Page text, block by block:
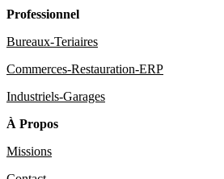
Professionnel
Bureaux-Teriaires
Commerces-Restauration-ERP
Industriels-Garages
À Propos
Missions